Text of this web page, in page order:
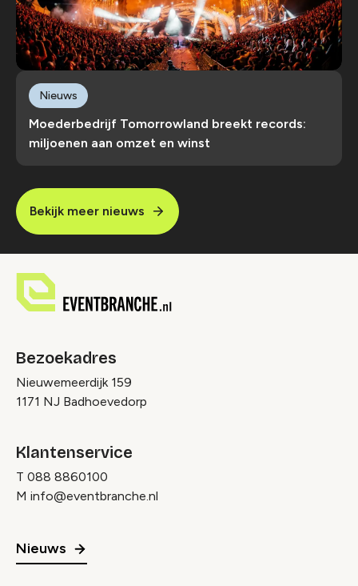
Moederbedrijf Tomorrowland breekt records:
miljoenen aan omzet en winst
Nieuws
Bekijk meer nieuws
Bezoekadres
Nieuwemeerdijk 159
1171 NJ Badhoevedorp
Klantenservice
T 088 8860100
M info@eventbranche.nl
Nieuws